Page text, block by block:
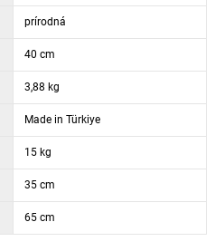
prírodná
40 cm
3,88 kg
Made in Türkiye
15 kg
35 cm
65 cm